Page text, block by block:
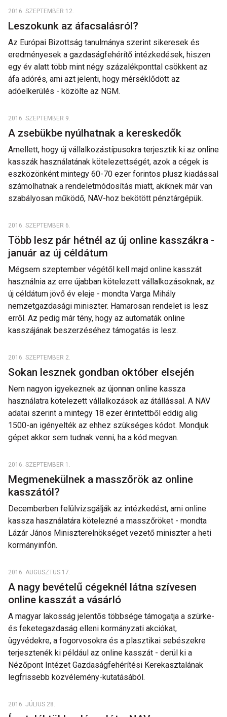
2016. SZEPTEMBER 12.
Leszokunk az áfacsalásról?
Az Európai Bizottság tanulmánya szerint sikeresek és
eredményesek a gazdaságfehérítő intézkedések, hiszen
egy év alatt több mint négy százalékponttal csökkent az
áfa adórés, ami azt jelenti, hogy mérséklődött az
adóelkerülés - közölte az NGM.
2016. SZEPTEMBER 9.
A zsebükbe nyúlhatnak a kereskedők
Amellett, hogy új vállalkozástípusokra terjesztik ki az online
kasszák használatának kötelezettségét, azok a cégek is
eszközönként mintegy 60-70 ezer forintos plusz kiadással
számolhatnak a rendeletmódosítás miatt, akiknek már van
szabályosan működő, NAV-hoz bekötött pénztárgépük.
2016. SZEPTEMBER 6.
Több lesz pár hétnél az új online kasszákra -
január az új céldátum
Mégsem szeptember végétől kell majd online kasszát
használnia az erre újabban kötelezett vállalkozásoknak, az
új céldátum jövő év eleje - mondta Varga Mihály
nemzetgazdasági miniszter. Hamarosan rendelet is lesz
erről. Az pedig már tény, hogy az automaták online
kasszájának beszerzéséhez támogatás is lesz.
2016. SZEPTEMBER 2.
Sokan lesznek gondban október elsején
Nem nagyon igyekeznek az újonnan online kassza
használatra kötelezett vállalkozások az átállással. A NAV
adatai szerint a mintegy 18 ezer érintettből eddig alig
1500-an igényelték az ehhez szükséges kódot. Mondjuk
gépet akkor sem tudnak venni, ha a kód megvan.
2016. SZEPTEMBER 1.
Megmenekülnek a masszőrök az online
kasszától?
Decemberben felülvizsgálják az intézkedést, ami online
kassza használatára kötelezné a masszőröket - mondta
Lázár János Miniszterelnökséget vezető miniszter a heti
kormányinfón.
2016. AUGUSZTUS 17.
A nagy bevételű cégeknél látna szívesen
online kasszát a vásárló
A magyar lakosság jelentős többsége támogatja a szürke-
és feketegazdaság elleni kormányzati akciókat,
ügyvédekre, a fogorvosokra és a plasztikai sebészekre
terjesztenék ki például az online kasszát - derül ki a
Nézőpont Intézet Gazdaságfehérítési Kerekasztalának
legfrissebb közvélemény-kutatásából.
2016. JÚLIUS 28.